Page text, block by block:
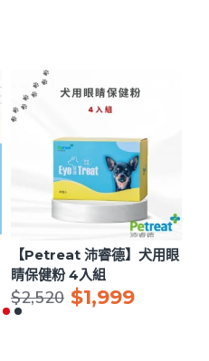
【Petreat 沛睿德】犬用眼
睛保健粉 4入組
$1,999
$2,520